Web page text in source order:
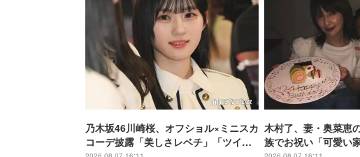
乃木坂46川崎桜、オフショル×ミニスカ
コーデ披露「美しさレベチ」「ツイン
木村了、妻・奥菜恵
族でお祝い「可愛い